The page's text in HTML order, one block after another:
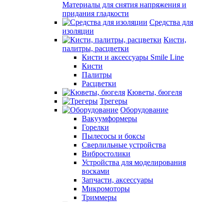
Материалы для снятия напряжения и
придания гладкости
Средства для
изоляции
Кисти,
палитры, расцветки
Кисти и аксессуары Smile Line
Кисти
Палитры
Расцветки
Кюветы, бюгеля
Трегеры
Оборудование
Вакуумформеры
Горелки
Пылесосы и боксы
Сверлильные устройства
Вибростолики
Устройства для моделирования
восками
Запчасти, аксессуары
Микромоторы
Триммеры